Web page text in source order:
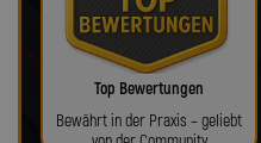
Top Bewertungen
Bewährt in der Praxis – geliebt